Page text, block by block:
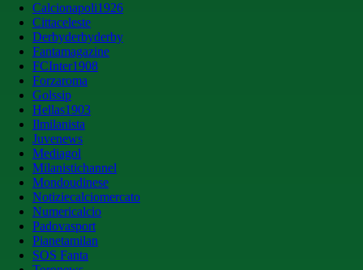
Calcionapoli1926
Cittaceleste
Derbyderbyderby
Fantamagazine
FCInter1908
Forzaroma
Golssip
Hellas1903
Ilmilanista
Juvenews
Mediagol
Milanistichannel
Mondoudinese
Notiziecalciomercato
Numericalcio
Padovasport
Pianetamilan
SOS Fanta